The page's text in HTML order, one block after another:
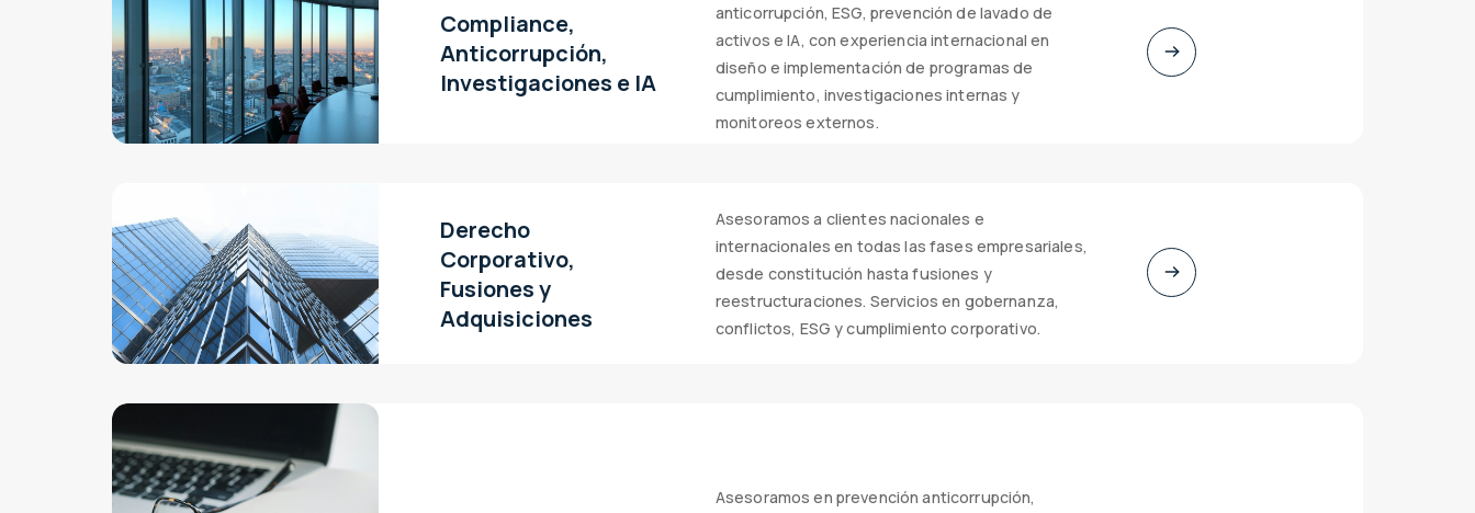
Compliance,
Anticorrupción,
Investigaciones e IA
anticorrupción, ESG, prevención de lavado de
activos e IA, con experiencia internacional en
diseño e implementación de programas de
cumplimiento, investigaciones internas y
monitoreos externos.
Derecho
Corporativo,
Fusiones y
Adquisiciones
Asesoramos a clientes nacionales e
internacionales en todas las fases empresariales,
desde constitución hasta fusiones y
reestructuraciones. Servicios en gobernanza,
conflictos, ESG y cumplimiento corporativo.
Asesoramos en prevención anticorrupción,